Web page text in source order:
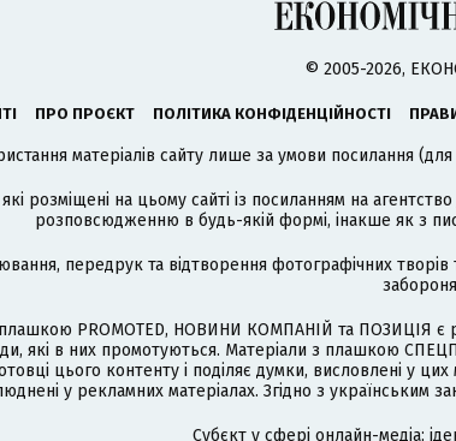
© 2005-2026,
ПРО ПРОЄКТ ПОЛІТИКА КОНФІДЕНЦІЙНОСТІ
матеріалів сайту лише за умови посилання
які розміщені на цьому сайті із посиланням на агентство
розповсюдженню в будь-якій формі, інакше як з
передрук та відтворення фотографічних
PROMOTED, НОВИНИ КОМПАНІЙ та ПОЗИЦІЯ є
які в них промотуються. Матеріали з плашкою
цього контенту і поділяє думки, висловлені у
у рекламних матеріалах. Згідно з українським
Cубєкт у сфері онлайн-медіа;